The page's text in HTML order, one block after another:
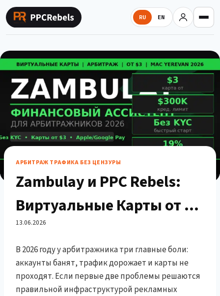
Перейти
содержимому
RU EN
АРБИТРАЖ ТРАФИКА БЕЗ ЦЕНЗУРЫ
Zambulay и PPC Rebels:
Виртуальные Карты от $3
с Кредитом $300K +
Google Ads в 2026
13.06.2026
В 2026 году у арбитражника три главные боли:
аккаунты банят, трафик дорожает и карты не
проходят. Если первые две проблемы решаются
правильной инфраструктурой рекламных